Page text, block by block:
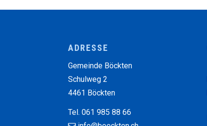
ADRESSE
Gemeinde Böckten
Schulweg 2
4461 Böckten
Tel. 061 985 88 66